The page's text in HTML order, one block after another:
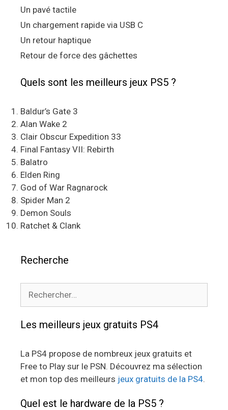
Un pavé tactile
Un chargement rapide via USB C
Un retour haptique
Retour de force des gâchettes
Quels sont les meilleurs jeux PS5 ?
Baldur’s Gate 3
Alan Wake 2
Clair Obscur Expedition 33
Final Fantasy VII: Rebirth
Balatro
Elden Ring
God of War Ragnarock
Spider Man 2
Demon Souls
Ratchet & Clank
Recherche
Les meilleurs jeux gratuits PS4
La PS4 propose de nombreux jeux gratuits et
Free to Play sur le PSN. Découvrez ma sélection
et mon top des meilleurs jeux gratuits de la PS4.
Quel est le hardware de la PS5 ?